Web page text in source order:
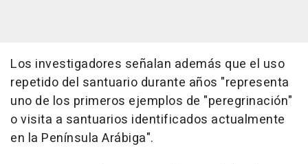
Los investigadores señalan además que el uso
repetido del santuario durante años "representa
uno de los primeros ejemplos de "peregrinación"
o visita a santuarios identificados actualmente
en la Península Arábiga".